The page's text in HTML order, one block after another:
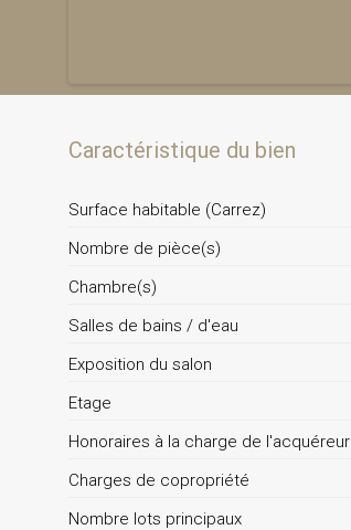
Caractéristique du bien
Surface habitable (Carrez)
Nombre de pièce(s)
Chambre(s)
Salles de bains / d'eau
Exposition du salon
Etage
Honoraires à la charge de l'acquéreur
Charges de copropriété
Nombre lots principaux